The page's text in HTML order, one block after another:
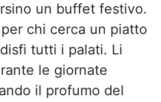
un buffet festivo.
chi cerca un piatto
tutti i palati. Li
le giornate
il profumo del